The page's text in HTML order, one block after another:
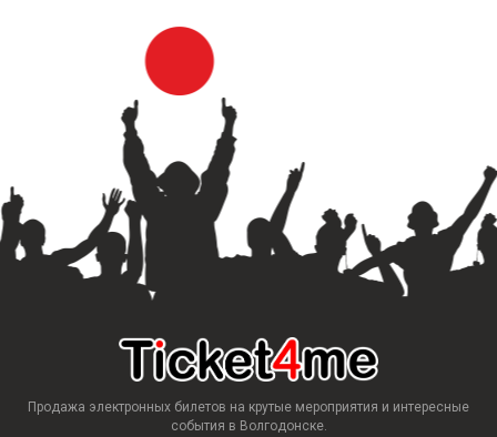
Продажа электронных билетов на крутые мероприятия и интересные
события в Волгодонске.